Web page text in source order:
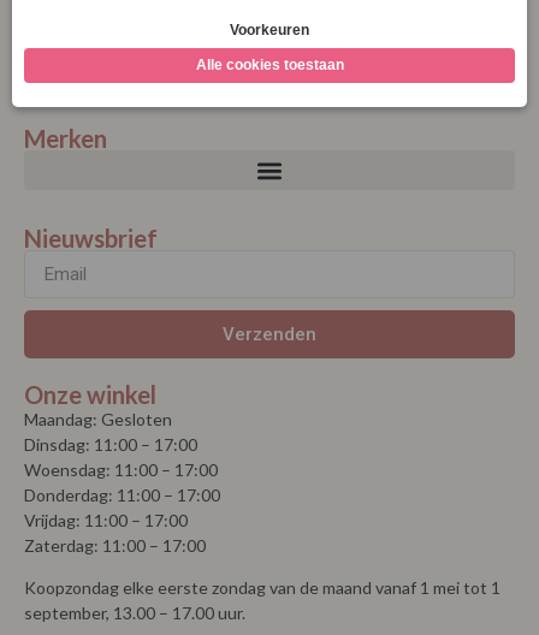
Blog
Merken
Nieuwsbrief
Verzenden
Onze winkel
Maandag: Gesloten
Dinsdag: 11:00 – 17:00
Woensdag: 11:00 – 17:00
Donderdag: 11:00 – 17:00
Vrijdag: 11:00 – 17:00
Zaterdag: 11:00 – 17:00
Koopzondag elke eerste zondag van de maand vanaf 1 mei tot 1
september, 13.00 – 17.00 uur.